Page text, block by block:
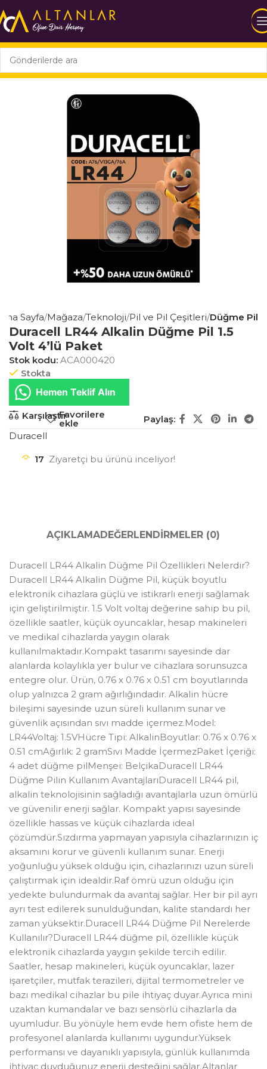
Ana Sayfa Mağaza Teknoloji Pil ve Pil Çeşitleri Düğme Pil
Duracell LR44 Alkalin Düğme Pil 1.5
Volt 4’lü Paket
Stok kodu: ACA000420
Stokta
Hemen Teklif Alın
KarşılaştırFavorilere
ekle
Paylaş:
Duracell
17 Ziyaretçi bu ürünü inceliyor!
AÇIKLAMADEĞERLENDIRMELER (0)
Duracell LR44 Alkalin Düğme Pil Özellikleri Nelerdir?
Duracell LR44 Alkalin Düğme Pil, küçük boyutlu
elektronik cihazlara güçlü ve istikrarlı enerji sağlamak
için geliştirilmiştir. 1.5 Volt voltaj değerine sahip bu pil,
özellikle saatler, küçük oyuncaklar, hesap makineleri
ve medikal cihazlarda yaygın olarak
kullanılmaktadır.Kompakt tasarımı sayesinde dar
alanlarda kolaylıkla yer bulur ve cihazlara sorunsuzca
entegre olur. Ürün, 0.76 x 0.76 x 0.51 cm boyutlarında
olup yalnızca 2 gram ağırlığındadır. Alkalin hücre
bileşimi sayesinde uzun süreli kullanım sunar ve
güvenlik açısından sıvı madde içermez.Model:
LR44Voltaj: 1.5VHücre Tipi: AlkalinBoyutlar: 0.76 x 0.76 x
0.51 cmAğırlık: 2 gramSıvı Madde İçermezPaket İçeriği:
4 adet düğme pilMenşei: BelçikaDuracell LR44
Düğme Pilin Kullanım AvantajlarıDuracell LR44 pil,
alkalin teknolojisinin sağladığı avantajlarla uzun ömürlü
ve güvenilir enerji sağlar. Kompakt yapısı sayesinde
özellikle hassas ve küçük cihazlarda ideal
çözümdür.Sızdırma yapmayan yapısıyla cihazlarınızın iç
aksamını korur ve güvenli kullanım sunar. Enerji
yoğunluğu yüksek olduğu için, cihazlarınızı uzun süreli
çalıştırmak için idealdir.Raf ömrü uzun olduğu için
yedekte bulundurmak da avantaj sağlar. Her bir pil ayrı
ayrı test edilerek sunulduğundan, kalite standardı her
zaman yüksektir.Duracell LR44 Düğme Pil Nerelerde
Kullanılır?Duracell LR44 düğme pil, özellikle küçük
elektronik cihazlarda yaygın şekilde tercih edilir.
Saatler, hesap makineleri, küçük oyuncaklar, lazer
işaretçiler, mutfak terazileri, dijital termometreler ve
bazı medikal cihazlar bu pile ihtiyaç duyar.Ayrıca mini
uzaktan kumandalar ve bazı sensörlü cihazlarla da
uyumludur. Bu yönüyle hem evde hem ofiste hem de
profesyonel alanlarda kullanımı uygundur.Yüksek
performansı ve dayanıklı yapısıyla, günlük kullanımda
ihtiyaç duyduğunuz enerji desteğini sağlar.Altanlar